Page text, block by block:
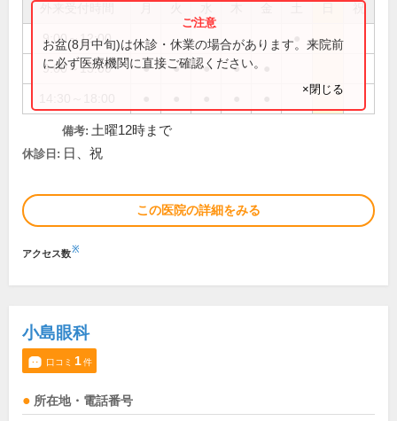
祝
9:00～12:00
9:00～13:00 ● ● ● ●
お盆(8月中旬)は休診・休業の場合があります。来院前
に必ず医療機関に直接ご確認ください。
×閉じる
備考: 土曜12時まで
休診日: 日、祝
この医院の詳細をみる
アクセス数※
小島眼科
口コミ 1件
所在地・電話番号